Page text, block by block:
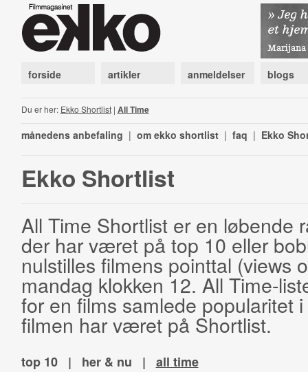
forside artikler anmeldelser blogs
Du er her: Ekko Shortlist| All Time
månedens anbefaling | om ekko shortlist | faq | Ekko
Ekko Shortlist
All Time Shortlist er en løbende
der har været på top 10 eller
nulstilles filmens pointtal (views
mandag klokken 12. All Time-
for en films samlede popularitet
filmen har været på Shortlist.
top 10 | her & nu | all time